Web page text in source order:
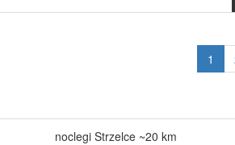
1
noclegi Strzelce ~20 km